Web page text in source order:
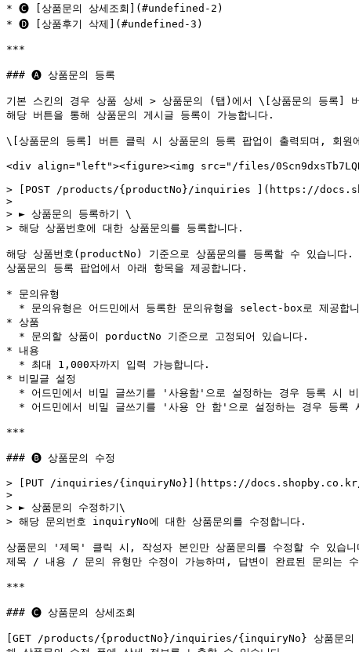
* 🅒 [상품문의 상세조회](#undefined-2)
* 🅓 [상품후기 삭제](#undefined-3)
***
### 🅐 상품문의 등록
기본 스킨의 경우 상품 상세 > 상품문의 (탭)에서 \[상품문의 등록]
해당 버튼을 통해 상품문의 게시글 등록이 가능합니다.
\[상품문의 등록] 버튼 클릭 시 상품문의 등록 팝업이 출력되며, 회원
<div align="left"><figure><img src="/files/
> [POST /products/{productNo}/inquiries ](https://
>
> ► 상품문의 등록하기 \
> 해당 상품번호에 대한 상품문의를 등록합니다.
해당 상품번호(productNo) 기준으로 상품문의를 등록할 수 있습니다
상품문의 등록 팝업에서 아래 항목을 제공합니다.
* 문의유형
* 상품
* 내용
* 비밀글 설정
***
### 🅑 상품문의 수정
> [PUT /inquiries/{inquiryNo}](https://
>
> ► 상품문의 수정하기\
> 해당 문의번호 inquiryNo에 대한 상품문의를 수정합니다.
상품문의 '제목' 클릭 시, 작성자 본인만 상품문의를 수정할 수 있습
제목 / 내용 / 문의 유형만 수정이 가능하며, 답변이 완료된 문의는
***
### 🅒 상품문의 상세조회
[GET /products/{productNo}/inquiries/{inquiryNo} 상품문